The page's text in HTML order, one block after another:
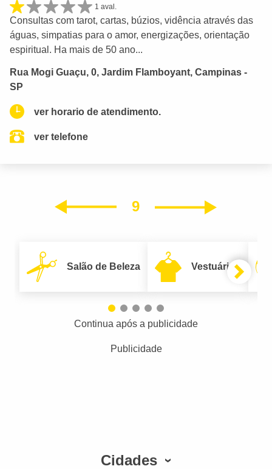
1 aval.
Consultas com tarot, cartas, búzios, vidência através das
águas, simpatias para o amor, energizações, orientação
espiritual. Ha mais de 50 ano...
Rua Mogi Guaçu, 0, Jardim Flamboyant, Campinas -
SP
ver horario de atendimento.
ver telefone
9
Salão de Beleza Vestuário
Continua após a publicidade
Publicidade
Cidades